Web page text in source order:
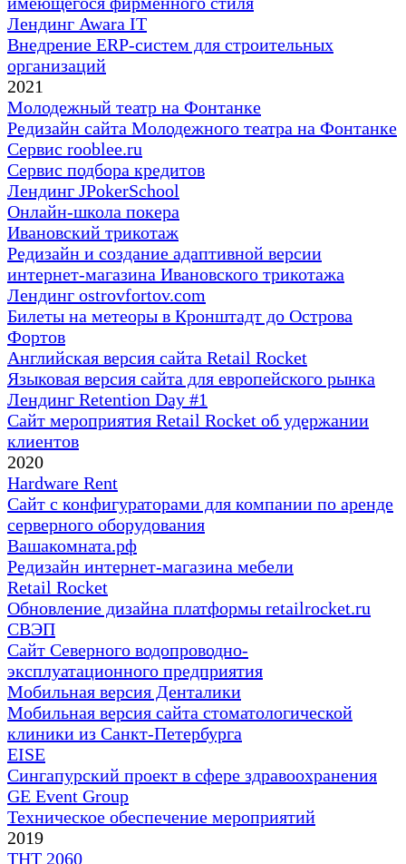
Лендинг Awara IT
Внедрение ERP-систем для строительных
организаций
2021
Молодежный театр на Фонтанке
Редизайн сайта Молодежного театра на Фонтанке
Сервис rooblee.ru
Сервис подбора кредитов
Лендинг JPokerSchool
Онлайн-школа покера
Ивановский трикотаж
Редизайн и создание адаптивной версии
интернет-магазина Ивановского трикотажа
Лендинг ostrovfortov.com
Билеты на метеоры в Кронштадт до Острова
Фортов
Английская версия сайта Retail Rocket
Языковая версия сайта для европейского рынка
Лендинг Retention Day #1
Сайт мероприятия Retail Rocket об удержании
клиентов
2020
Hardware Rent
Сайт с конфигураторами для компании по аренде
серверного оборудования
Вашакомната.рф
Редизайн интернет-магазина мебели
Retail Rocket
Обновление дизайна платформы retailrocket.ru
СВЭП
Сайт Северного водопроводно-
эксплуатационного предприятия
Мобильная версия Денталики
Мобильная версия сайта стоматологической
клиники из Санкт-Петербурга
EISE
Сингапурский проект в сфере здравоохранения
GE Event Group
Техническое обеспечение мероприятий
2019
ТНТ 2060